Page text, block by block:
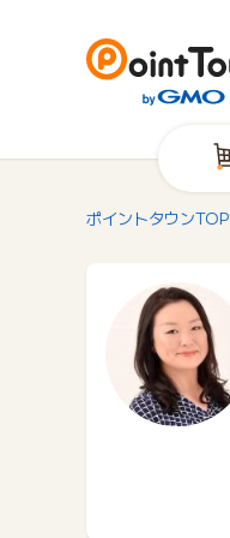
ポイントタウンTOP